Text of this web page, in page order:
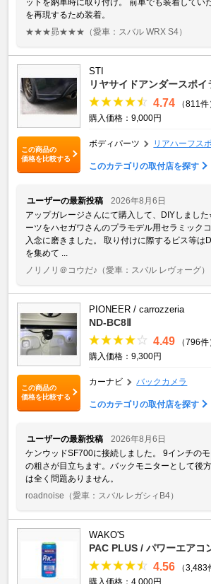
を再現するため装着。
★★★昴★★★ （愛車：スバル WRX S4）
この商品の
価格を比較する
STI
リヤサイドアンダースポイ
4.74
（811件
購入価格：9,000円
ボディパーツ リアハーフス
このカテゴリの取付店を探す
ユーザーの最新投稿
2026年8月6日
アップガレージさんにて購入して、DIYしました
ーツをハセガワさんのプラモデル用セラミック
入念に磨きました。 取り付けに際するビス等は
を集めて ...
ノリノリ＠コウだ♪ （愛車：スバル レヴォーグ）
この商品の
価格を比較する
PIONEER / carrozzeria
ND-BC8Ⅱ
4.49
（796件
購入価格：9,300円
カーナビ バックカメラ
このカテゴリの取付店を探す
ユーザーの最新投稿
2026年8月6日
ケンウッドSF700に接続しました。 9インチの
の粗さが目立ちます。バックモニターとして後
は全く問題ありません。
roadnoise （愛車：スバル レガシィB4）
WAKO'S
PAC PLUS / パワーエアコ
4.56
（3,483
購入価格：4,000円